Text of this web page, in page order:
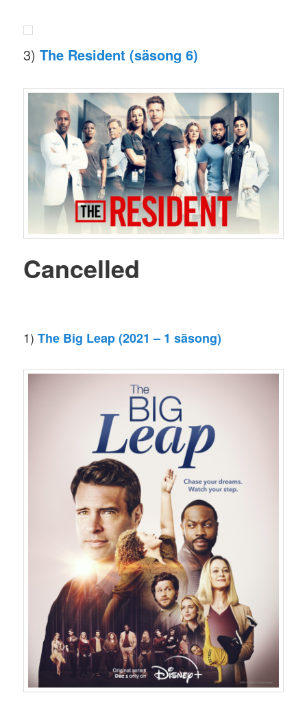
3)The Resident (säsong 6)
Cancelled
1)The Big Leap (2021 – 1 säsong)